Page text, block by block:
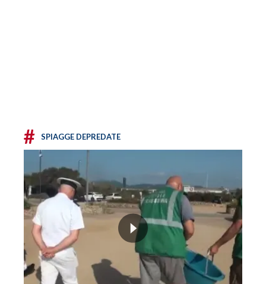
# SPIAGGE DEPREDATE